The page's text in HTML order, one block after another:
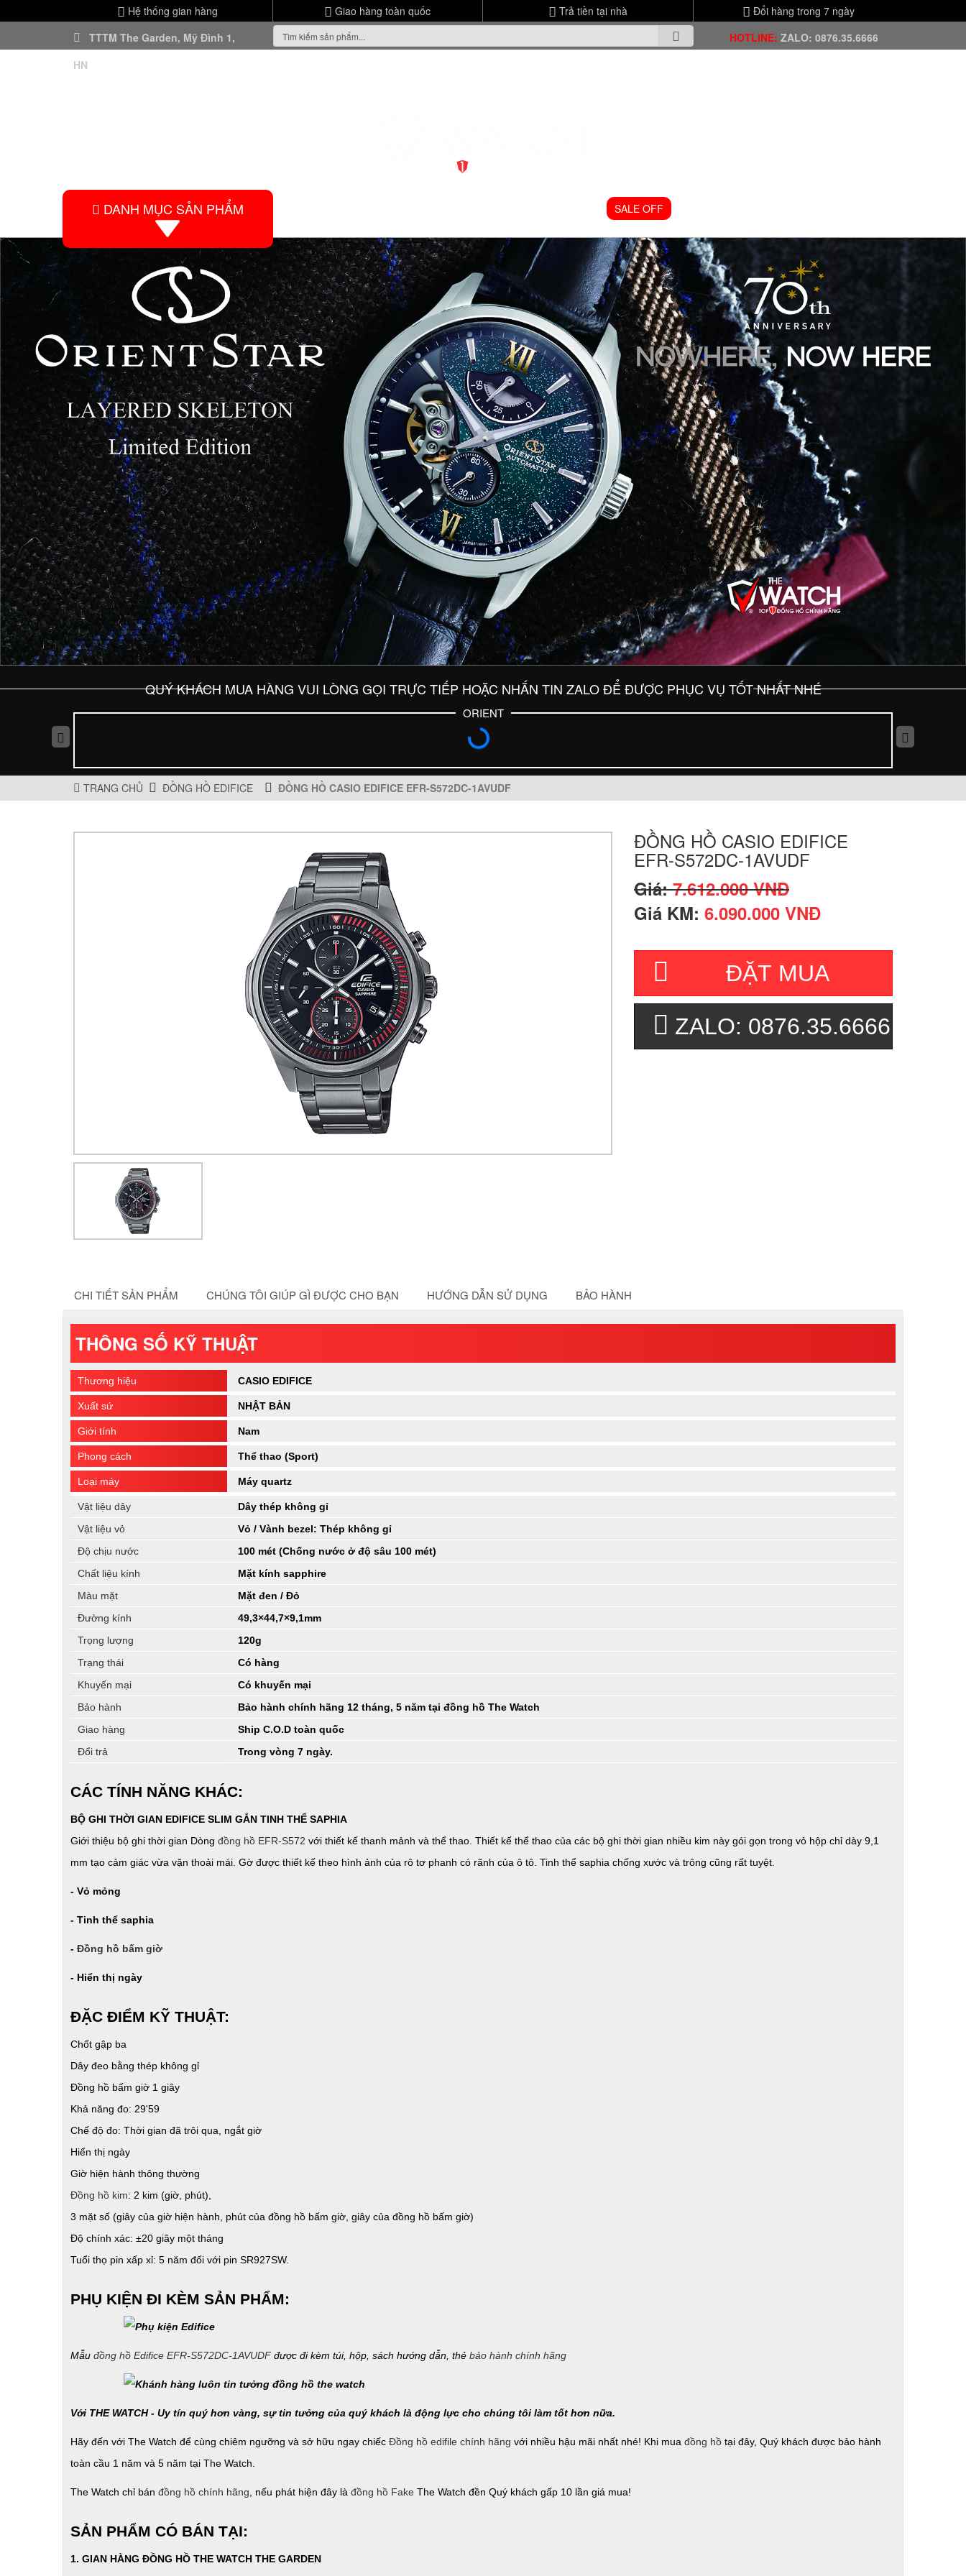
Hệ thống gian hàng Giao hàng toàn quốc Trả tiền tại nhà
Đổi hàng trong 7 ngày
TTTM The Garden, Mỹ Đình 1,
HN
HOTLINE: ZALO: 0876.35.6666
DANH MỤC SẢN PHẨM SALE OFF
QUÝ KHÁCH MUA HÀNG VUI LÒNG GỌI TRỰC TIẾP HOẶC NHẮN TIN ZALO ĐỂ ĐƯỢC PHỤC VỤ TỐT NHẤT NHÉ
ORIENT
TRANG CHỦ ĐỒNG HỒ EDIFICE ĐỒNG HỒ CASIO EDIFICE EFR-S572DC-1AVUDF
ĐỒNG HỒ CASIO EDIFICE
EFR-S572DC-1AVUDF
Giá:7.612.000 VNĐ
Giá KM: 6.090.000 VNĐ
ĐẶT MUA
ZALO: 0876.35.6666
CHI TIẾT SẢN PHẨM CHÚNG TÔI GIÚP GÌ ĐƯỢC CHO BẠN HƯỚNG DẪN SỬ DỤNG BẢO HÀNH
THÔNG SỐ KỸ THUẬT
Thương hiệu CASIO EDIFICE
Xuất sứ NHẬT BẢN
Giới tính Nam
Phong cách Thể thao (Sport)
Loại máy Máy quartz
Vật liệu dây
Dây thép không gỉ
Vật liệu vỏ
Vỏ / Vành bezel: Thép không gỉ
Độ chịu nước
100 mét (Chống nước ở độ sâu 100 mét)
Chất liệu kính
Mặt kính sapphire
Màu mặt
Mặt đen / Đỏ
Đường kính
49,3×44,7×9,1mm
Trọng lượng
120g
Trạng thái
Có hàng
Khuyến mại
Có khuyến mại
Bảo hành
Bảo hành chính hãng 12 tháng, 5 năm tại đồng hồ The Watch
Giao hàng
Ship C.O.D toàn quốc
Đổi trả
Trong vòng 7 ngày.
CÁC TÍNH NĂNG KHÁC:
BỘ GHI THỜI GIAN EDIFICE SLIM GẮN TINH THỂ SAPHIA
Giới thiệu bộ ghi thời gian Dòng đồng hồ EFR-S572 với thiết kế thanh mảnh và thể thao. Thiết kế thể thao của các bộ ghi thời gian nhiều kim này gói gọn trong vỏ hộp chỉ dày 9,1
mm tạo cảm giác vừa vặn thoải mái. Gờ được thiết kế theo hình ảnh của rô tơ phanh có rãnh của ô tô. Tinh thể saphia chống xước và trông cũng rất tuyệt.
- Vỏ mỏng
- Tinh thể saphia
- Đồng hồ bấm giờ
- Hiển thị ngày
ĐẶC ĐIỂM KỸ THUẬT:
Chốt gập ba
Dây đeo bằng thép không gỉ
Đồng hồ bấm giờ 1 giây
Khả năng đo: 29'59
Chế độ đo: Thời gian đã trôi qua, ngắt giờ
Hiển thị ngày
Giờ hiện hành thông thường
Đồng hồ kim: 2 kim (giờ, phút),
3 mặt số (giây của giờ hiện hành, phút của đồng hồ bấm giờ, giây của đồng hồ bấm giờ)
Độ chính xác: ±20 giây một tháng
Tuổi thọ pin xấp xỉ: 5 năm đối với pin SR927SW.
PHỤ KIỆN ĐI KÈM SẢN PHẨM:
Mẫu đồng hồ Edifice EFR-S572DC-1AVUDF được đi kèm túi, hộp, sách hướng dẫn, thẻ bảo hành chính hãng
Với THE WATCH - Uy tín quý hơn vàng, sự tin tưởng của quý khách là động lực cho chúng tôi làm tốt hơn nữa.
Hãy đến với The Watch để cùng chiêm ngưỡng và sở hữu ngay chiếc Đồng hồ edifile chính hãng với nhiều hậu mãi nhất nhé! Khi mua đồng hồ tại đây, Quý khách được bảo hành
toàn cầu 1 năm và 5 năm tại The Watch.
The Watch chỉ bán đồng hồ chính hãng , nếu phát hiện đây là đồng hồ Fake The Watch đền Quý khách gấp 10 lần giá mua!
SẢN PHẨM CÓ BÁN TẠI:
1. GIAN HÀNG ĐỒNG HỒ THE WATCH THE GARDEN